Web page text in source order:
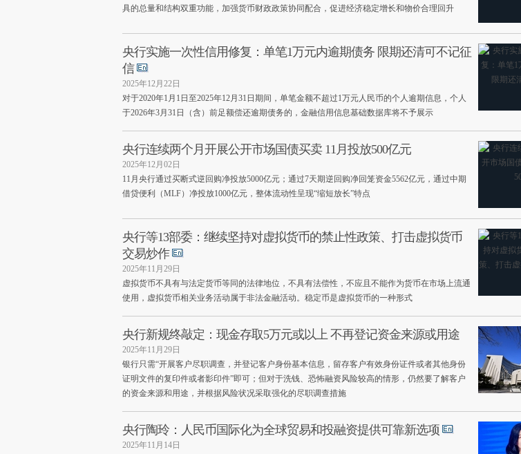
具的总量和结构双重功能，加强货币财政政策协同配合，促进经济稳定增长和物价合理回升
央行实施一次性信用修复：单笔1万元内逾期债务 限期还清可不记征
信
2025年12月22日
对于2020年1月1日至2025年12月31日期间，单笔金额不超过1万元人民币的个人逾期信息，个人
于2026年3月31日（含）前足额偿还逾期债务的，金融信用信息基础数据库将不予展示
央行连续两个月开展公开市场国债买卖 11月投放500亿元
2025年12月02日
11月央行通过买断式逆回购净投放5000亿元；通过7天期逆回购净回笼资金5562亿元，通过中期
借贷便利（MLF）净投放1000亿元，整体流动性呈现“缩短放长”特点
央行等13部委：继续坚持对虚拟货币的禁止性政策、打击虚拟货币
交易炒作
2025年11月29日
虚拟货币不具有与法定货币等同的法律地位，不具有法偿性，不应且不能作为货币在市场上流通
使用，虚拟货币相关业务活动属于非法金融活动。稳定币是虚拟货币的一种形式
央行新规终敲定：现金存取5万元或以上 不再登记资金来源或用途
2025年11月29日
银行只需“开展客户尽职调查，并登记客户身份基本信息，留存客户有效身份证件或者其他身份
证明文件的复印件或者影印件”即可；但对于洗钱、恐怖融资风险较高的情形，仍然要了解客户
的资金来源和用途，并根据风险状况采取强化的尽职调查措施
央行陶玲：人民币国际化为全球贸易和投融资提供可靠新选项
2025年11月14日